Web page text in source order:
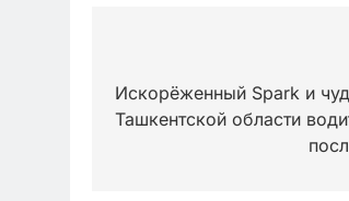
по
записям
Искорёженный Spark и
Ташкентской области